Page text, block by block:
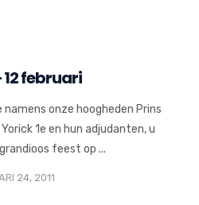
12 februari
namens onze hoogheden Prins
1e en hun adjudanten, u
feest op ...
24, 2011